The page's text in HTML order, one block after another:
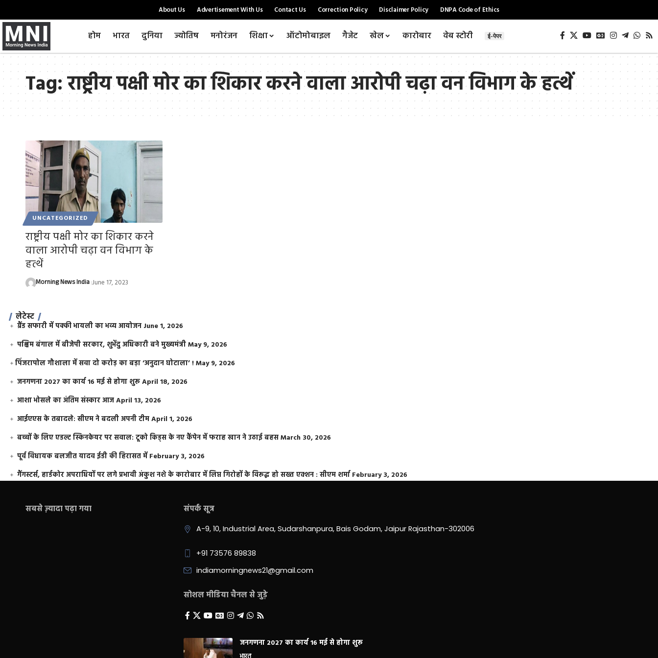
About Us Advertisement With Us Contact Us Correction Policy Disclaimer Policy DNPA Code of Ethics
होम भारत दुनिया ज्योतिष मनोरंजन शिक्षा ऑटोमोबाइल गैजेट खेल कारोबार वेब स्टोरी ई-पेपर
Tag:राष्ट्रीय पक्षी मोर का शिकार करने वाला आरोपी चढ़ा वन विभाग के हत्थें
UNCATEGORIZED
राष्ट्रीय पक्षी मोर का शिकार करने
वाला आरोपी चढ़ा वन विभाग के
हत्थें
Morning News India June 17, 2023
लेटेस्ट
ग्रैंड सफारी में पक्की भायली का भव्य आयोजन June 1, 2026
पश्चिम बंगाल में बीजेपी सरकार, शुभेंदु अधिकारी बने मुख्यमंत्रीMay 9, 2026
​पिंजरापोल गौशाला में सवा दो करोड़ का बड़ा ‘अनुदान घोटाला’ !May 9, 2026
जनगणना 2027 का कार्य 16 मई से होगा शुरूApril 18, 2026
आशा भोसले का अंतिम संस्कार आजApril 13, 2026
आईएएस के तबादले: सीएम ने बदली अपनी टीमApril 1, 2026
बच्चों के लिए एडल्ट स्किनकेयर पर सवाल: टूको किड्स के नए कैंपेन में फराह खान ने उठाई बहसMarch 30, 2026
पूर्व विधायक बलजीत यादव ईडी की हिरासत में February 3, 2026
गैंगस्टर्स, हार्डकोर अपराधियों पर लगे प्रभावी अंकुश नशे के कारोबार में लिप्त गिरोहों के विरूद्ध हो सख्त एक्शन : सीएम शर्मा February 3, 2026
सबसे ज़्यादा पढ़ा गया संपर्क सूत्र
A-9, 10, Industrial Area, Sudarshanpura, Bais Godam, Jaipur Rajasthan-302006
+91 73576 89838
indiamorningnews21@gmail.com
सोशल मीडिया चैनल से जुड़े
जनगणना 2027 का कार्य 16 मई से होगा शुरू